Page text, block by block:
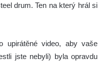
drum. Ten na který hrál si
upirátěné video, aby vaše
jste nebyli) byla opravdu